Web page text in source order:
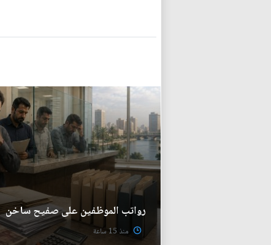
رواتب الموظفين على صفيح ساخن
منذ 15 ساعة